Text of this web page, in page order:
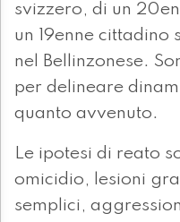
svizzero, di un
un 19enne
nel Bellinzonese.
per delineare
quanto avvenuto.
Le ipotesi di reato
omicidio, lesioni
semplici,